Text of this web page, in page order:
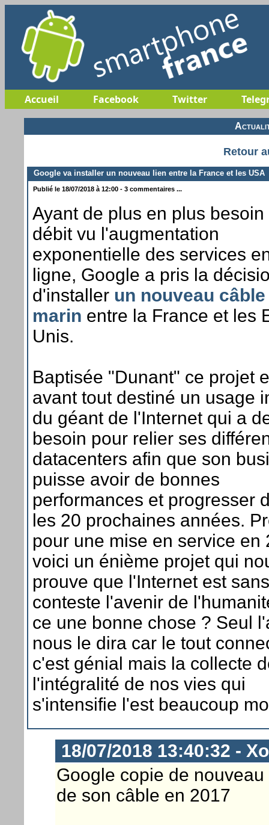
Accueil Facebook Twitter
Retour
Google va installer un nouveau lien entre la France et les USA
Publié le 18/07/2018 à 12:00 - 3 commentaires ...
Ayant de plus en plus besoin
débit vu l'augmentation
exponentielle des services
ligne, Google a pris la
d'installer un nouveau
marin entre la France et les
Unis.
Baptisée "Dunant" ce projet
avant tout destiné un usage
du géant de l'Internet qui a
besoin pour relier ses
datacenters afin que son
puisse avoir de bonnes
performances et progresser
les 20 prochaines années.
pour une mise en service en
voici un énième projet qui
prouve que l'Internet est sans
conteste l'avenir de
ce une bonne chose ? Seul
nous le dira car le tout
c'est génial mais la collecte
l'intégralité de nos vies qui
s'intensifie l'est beaucoup
18/07/2018 13:40:32 -
Google copie de
de son câble en 2017